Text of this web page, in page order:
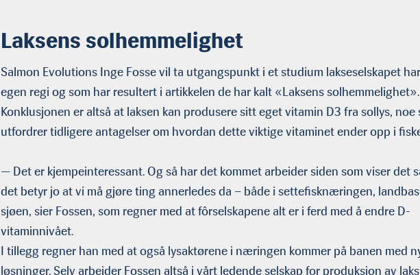
Laksens solhemmelighet
Salmon Evolutions Inge Fosse vil ta utgangspunkt i et studium lakseselskapet
egen regi og som har resultert i artikkelen de har kalt «Laksens solhemmelighet».
Konklusjonen er altså at laksen kan produsere sitt eget vitamin D3 fra sollys, noe
utfordrer tidligere antagelser om hvordan dette viktige vitaminet ender opp i
— Det er kjempeinteressant. Og så har det kommet arbeider siden som viser det
det betyr jo at vi må gjøre ting annerledes da – både i settefisknæringen,
sjøen, sier Fossen, som regner med at fôrselskapene alt er i ferd med å endre D-
vitaminnivået.
I tillegg regner han med at også lysaktørene i næringen kommer på banen med
løsninger. Selv arbeider Fossen altså i vårt ledende selskap for produksjon av